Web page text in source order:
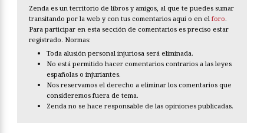
Zenda es un territorio de libros y amigos, al que te puedes sumar
transitando por la web y con tus comentarios aquí o en el foro.
Para participar en esta sección de comentarios es preciso estar
registrado. Normas:
Toda alusión personal injuriosa será eliminada.
No está permitido hacer comentarios contrarios a las leyes
españolas o injuriantes.
Nos reservamos el derecho a eliminar los comentarios que
consideremos fuera de tema.
Zenda no se hace responsable de las opiniones publicadas.